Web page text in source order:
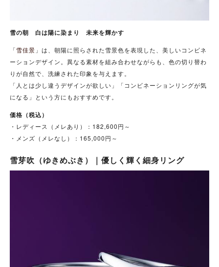
雪の朝 白は陽に染まり 未来を輝かす
「雪佳景 」は、朝陽に照らされた雪景色を表現した、美しいコンビネ
ーションデザイン。異なる素材を組み合わせながらも、色の切り替わ
りが自然で、洗練された印象を与えます。
「人とは少し違うデザインが欲しい」「コンビネーションリングが気
になる」という方にもおすすめです。
価格（税込）
・レディース（メレあり）：182,600円～
・メンズ（メレなし）：165,000円～
雪芽吹（ゆきめぶき）｜優しく輝く細身リング